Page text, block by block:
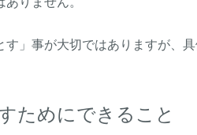
」事が大切ではありますが、
ためにできること